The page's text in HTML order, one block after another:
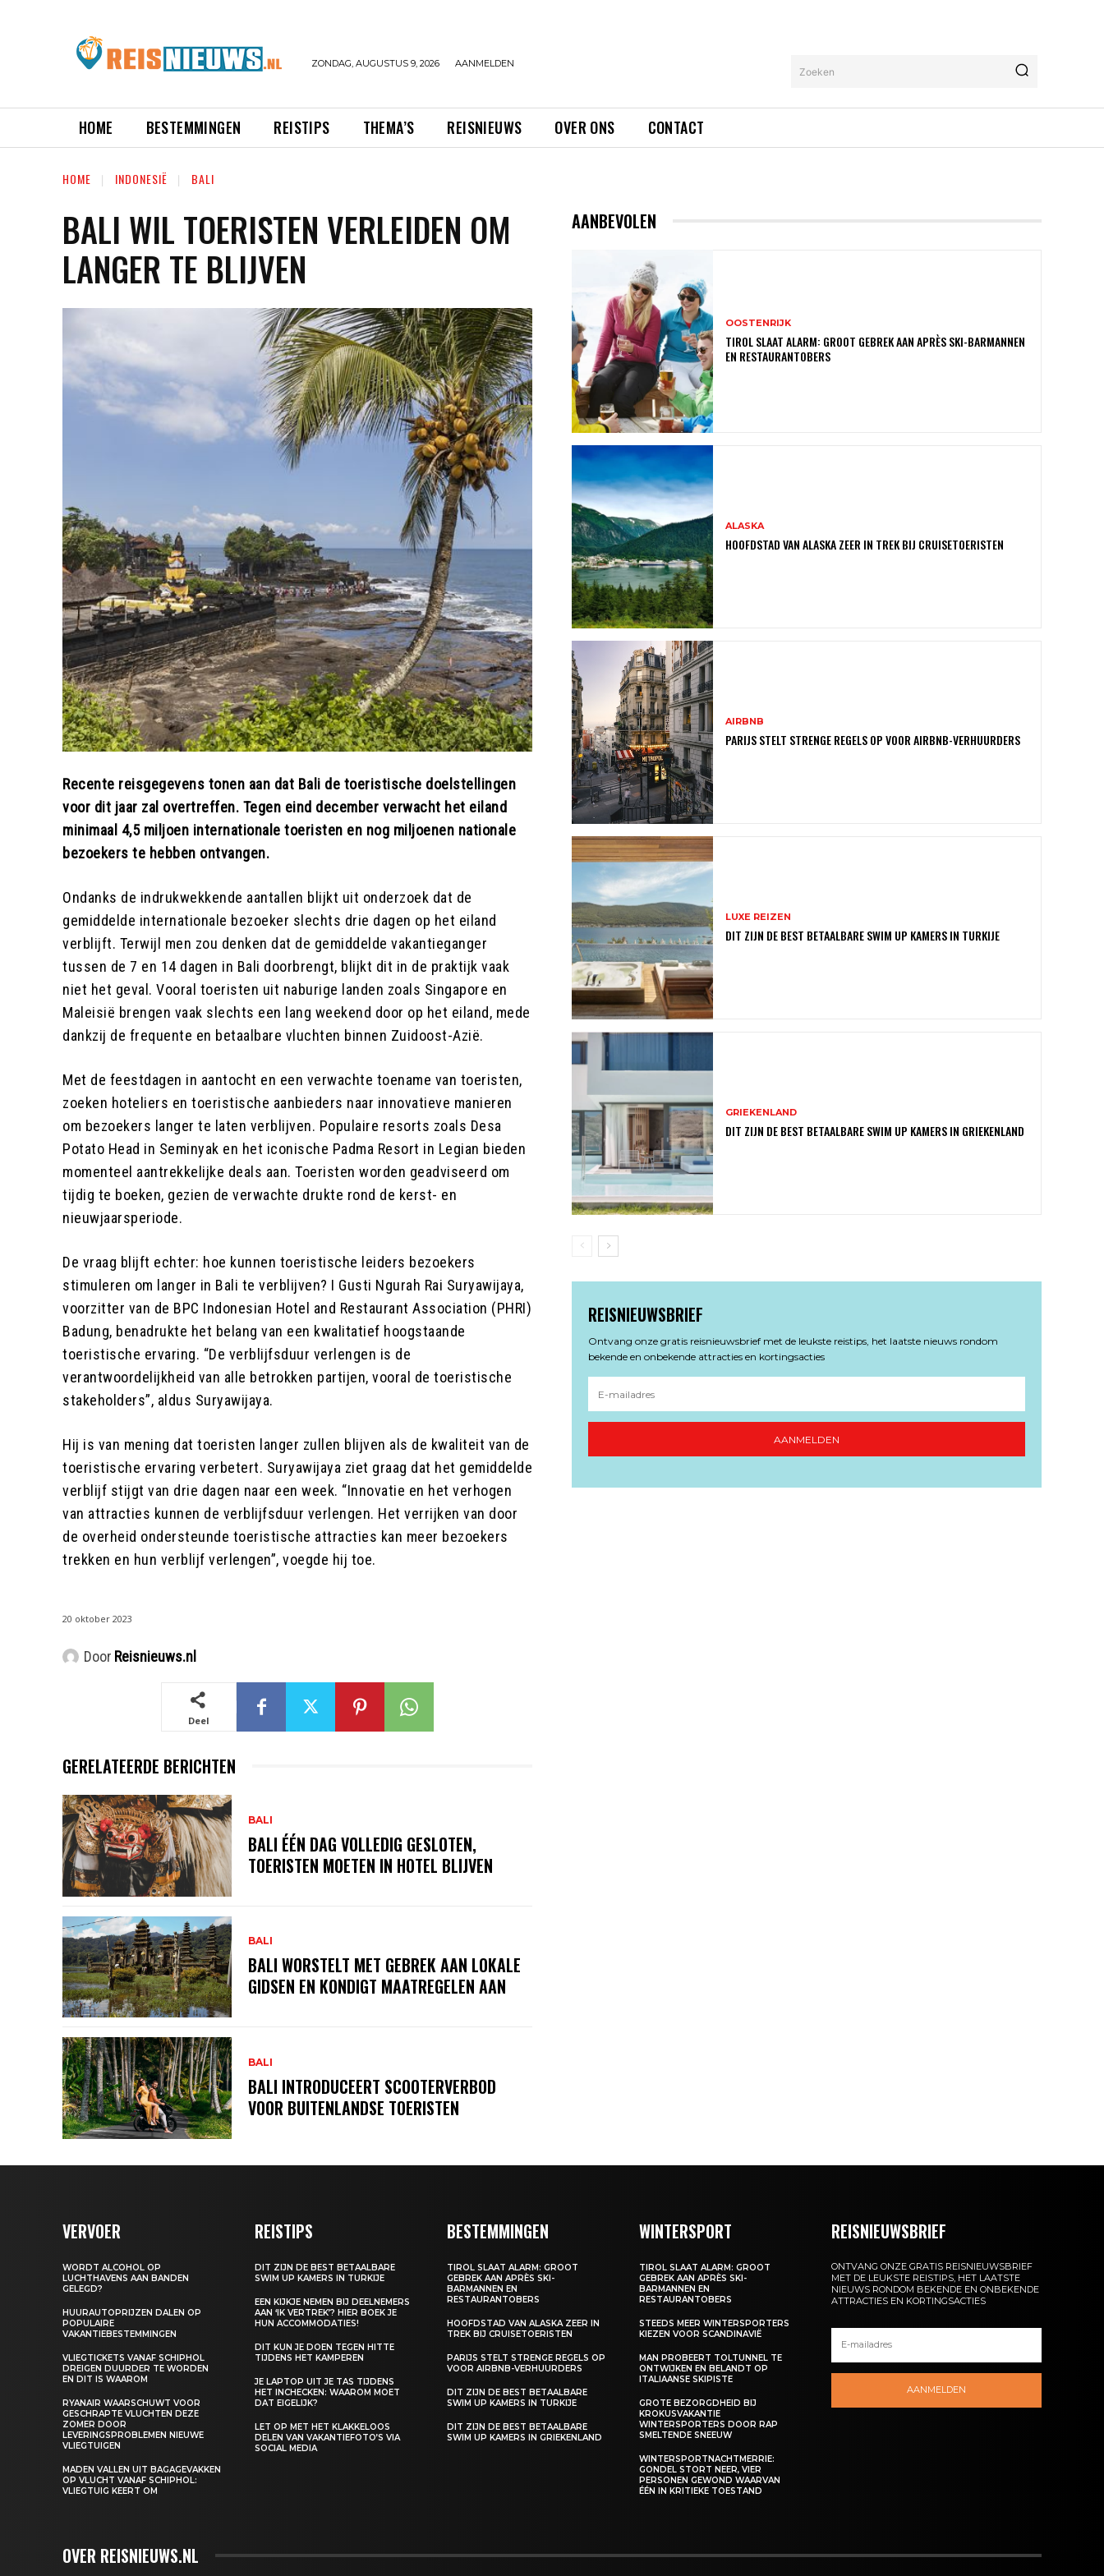
ZONDAG, AUGUSTUS 9, 2026 AANMELDEN
Zoeken
HOME BESTEMMINGEN REISTIPS THEMA’S REISNIEUWS OVER ONS CONTACT
HOME INDONESIË BALI
BALI WIL TOERISTEN VERLEIDEN OM
LANGER TE BLIJVEN
Recente reisgegevens tonen aan dat Bali de toeristische doelstellingen
voor dit jaar zal overtreffen. Tegen eind december verwacht het eiland
minimaal 4,5 miljoen internationale toeristen en nog miljoenen nationale
bezoekers te hebben ontvangen.
Ondanks de indrukwekkende aantallen blijkt uit onderzoek dat de
gemiddelde internationale bezoeker slechts drie dagen op het eiland
verblijft. Terwijl men zou denken dat de gemiddelde vakantieganger
tussen de 7 en 14 dagen in Bali doorbrengt, blijkt dit in de praktijk vaak
niet het geval. Vooral toeristen uit naburige landen zoals Singapore en
Maleisië brengen vaak slechts een lang weekend door op het eiland, mede
dankzij de frequente en betaalbare vluchten binnen Zuidoost-Azië.
Met de feestdagen in aantocht en een verwachte toename van toeristen,
zoeken hoteliers en toeristische aanbieders naar innovatieve manieren
om bezoekers langer te laten verblijven. Populaire resorts zoals Desa
Potato Head in Seminyak en het iconische Padma Resort in Legian bieden
momenteel aantrekkelijke deals aan. Toeristen worden geadviseerd om
tijdig te boeken, gezien de verwachte drukte rond de kerst- en
nieuwjaarsperiode.
De vraag blijft echter: hoe kunnen toeristische leiders bezoekers
stimuleren om langer in Bali te verblijven? I Gusti Ngurah Rai Suryawijaya,
voorzitter van de BPC Indonesian Hotel and Restaurant Association (PHRI)
Badung, benadrukte het belang van een kwalitatief hoogstaande
toeristische ervaring. “De verblijfsduur verlengen is de
verantwoordelijkheid van alle betrokken partijen, vooral de toeristische
stakeholders”, aldus Suryawijaya.
Hij is van mening dat toeristen langer zullen blijven als de kwaliteit van de
toeristische ervaring verbetert. Suryawijaya ziet graag dat het gemiddelde
verblijf stijgt van drie dagen naar een week. “Innovatie en het verhogen
van attracties kunnen de verblijfsduur verlengen. Het verrijken van door
de overheid ondersteunde toeristische attracties kan meer bezoekers
trekken en hun verblijf verlengen”, voegde hij toe.
20 oktober 2023
Door Reisnieuws.nl
Deel
GERELATEERDE BERICHTEN
BALI
BALI ÉÉN DAG VOLLEDIG GESLOTEN,
TOERISTEN MOETEN IN HOTEL BLIJVEN
BALI
BALI WORSTELT MET GEBREK AAN LOKALE
GIDSEN EN KONDIGT MAATREGELEN AAN
BALI
BALI INTRODUCEERT SCOOTERVERBOD
VOOR BUITENLANDSE TOERISTEN
AANBEVOLEN
OOSTENRIJK
TIROL SLAAT ALARM: GROOT GEBREK AAN APRÈS SKI-BARMANNEN
EN RESTAURANTOBERS
ALASKA
HOOFDSTAD VAN ALASKA ZEER IN TREK BIJ CRUISETOERISTEN
AIRBNB
PARIJS STELT STRENGE REGELS OP VOOR AIRBNB-VERHUURDERS
LUXE REIZEN
DIT ZIJN DE BEST BETAALBARE SWIM UP KAMERS IN TURKIJE
GRIEKENLAND
DIT ZIJN DE BEST BETAALBARE SWIM UP KAMERS IN GRIEKENLAND
REISNIEUWSBRIEF
Ontvang onze gratis reisnieuwsbrief met de leukste reistips, het laatste nieuws rondom
bekende en onbekende attracties en kortingsacties
AANMELDEN
VERVOER
WORDT ALCOHOL OP
LUCHTHAVENS AAN BANDEN
GELEGD?
HUURAUTOPRIJZEN DALEN OP
POPULAIRE
VAKANTIEBESTEMMINGEN
VLIEGTICKETS VANAF SCHIPHOL
DREIGEN DUURDER TE WORDEN
EN DIT IS WAAROM
RYANAIR WAARSCHUWT VOOR
GESCHRAPTE VLUCHTEN DEZE
ZOMER DOOR
LEVERINGSPROBLEMEN NIEUWE
VLIEGTUIGEN
MADEN VALLEN UIT BAGAGEVAKKEN
OP VLUCHT VANAF SCHIPHOL:
VLIEGTUIG KEERT OM
REISTIPS
DIT ZIJN DE BEST BETAALBARE
SWIM UP KAMERS IN TURKIJE
EEN KIJKJE NEMEN BIJ DEELNEMERS
AAN ‘IK VERTREK’? HIER BOEK JE
HUN ACCOMMODATIES!
DIT KUN JE DOEN TEGEN HITTE
TIJDENS HET KAMPEREN
JE LAPTOP UIT JE TAS TIJDENS
HET INCHECKEN: WAAROM MOET
DAT EIGELIJK?
LET OP MET HET KLAKKELOOS
DELEN VAN VAKANTIEFOTO’S VIA
SOCIAL MEDIA
BESTEMMINGEN
TIROL SLAAT ALARM: GROOT
GEBREK AAN APRÈS SKI-
BARMANNEN EN
RESTAURANTOBERS
HOOFDSTAD VAN ALASKA ZEER IN
TREK BIJ CRUISETOERISTEN
PARIJS STELT STRENGE REGELS OP
VOOR AIRBNB-VERHUURDERS
DIT ZIJN DE BEST BETAALBARE
SWIM UP KAMERS IN TURKIJE
DIT ZIJN DE BEST BETAALBARE
SWIM UP KAMERS IN GRIEKENLAND
WINTERSPORT
TIROL SLAAT ALARM: GROOT
GEBREK AAN APRÈS SKI-
BARMANNEN EN
RESTAURANTOBERS
STEEDS MEER WINTERSPORTERS
KIEZEN VOOR SCANDINAVIË
MAN PROBEERT TOLTUNNEL TE
ONTWIJKEN EN BELANDT OP
ITALIAANSE SKIPISTE
GROTE BEZORGDHEID BIJ
KROKUSVAKANTIE
WINTERSPORTERS DOOR RAP
SMELTENDE SNEEUW
WINTERSPORTNACHTMERRIE:
GONDEL STORT NEER, VIER
PERSONEN GEWOND WAARVAN
ÉÉN IN KRITIEKE TOESTAND
REISNIEUWSBRIEF
ONTVANG ONZE GRATIS REISNIEUWSBRIEF
MET DE LEUKSTE REISTIPS, HET LAATSTE
NIEUWS RONDOM BEKENDE EN ONBEKENDE
ATTRACTIES EN KORTINGSACTIES
AANMELDEN
OVER REISNIEUWS.NL